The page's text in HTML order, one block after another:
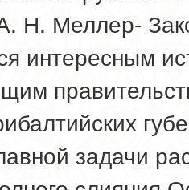
Н. Меллер-
интересным
задачи